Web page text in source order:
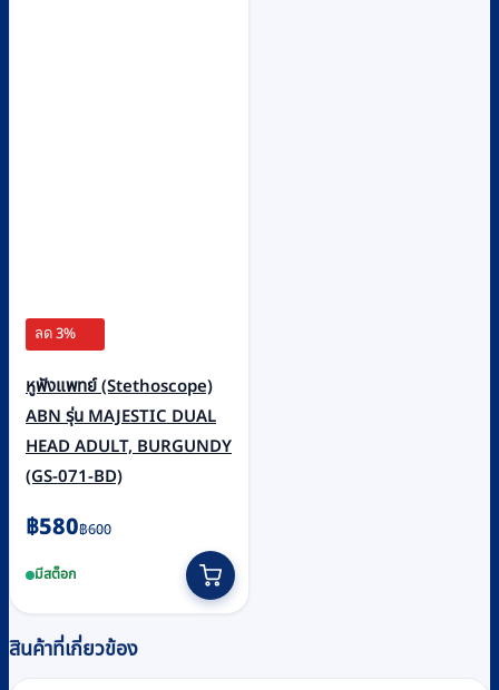
ลด 3%
หูฟังแพทย์ (Stethoscope)
ABN รุ่น MAJESTIC DUAL
HEAD ADULT, BURGUNDY
(GS-071-BD)
฿600
Original
was:
฿600.
฿580
Current
is:
฿580.
มีสต็อก
สินค้าที่เกี่ยวข้อง